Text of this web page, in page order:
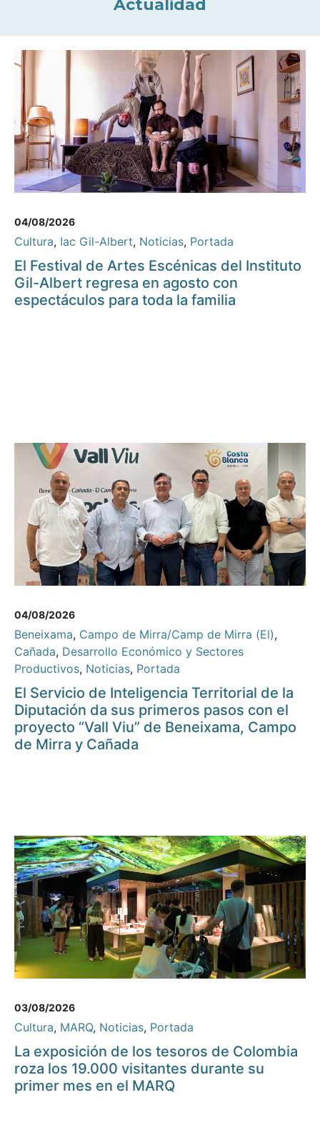
Actualidad
04/08/2026
Cultura, Iac Gil-Albert, Noticias, Portada
El Festival de Artes Escénicas del Instituto
Gil-Albert regresa en agosto con
espectáculos para toda la familia
04/08/2026
Beneixama, Campo de Mirra/Camp de Mirra (El),
Cañada, Desarrollo Económico y Sectores
Productivos, Noticias, Portada
El Servicio de Inteligencia Territorial de la
Diputación da sus primeros pasos con el
proyecto “Vall Viu” de Beneixama, Campo
de Mirra y Cañada
03/08/2026
Cultura, MARQ, Noticias, Portada
La exposición de los tesoros de Colombia
roza los 19.000 visitantes durante su
primer mes en el MARQ